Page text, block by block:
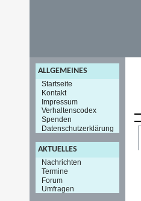
ALLGEMEINES
Startseite
Kontakt
Impressum
Verhaltenscodex
Spenden
Datenschutzerklärung
AKTUELLES
Nachrichten
Termine
Forum
Umfragen